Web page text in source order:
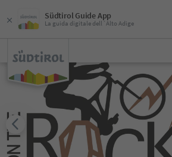
Südtirol Guide App
La guida digitale dell´Alto Adige